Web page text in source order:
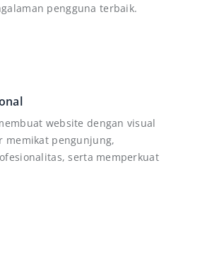
pengguna terbaik.
website dengan visual
memikat pengunjung,
serta memperkuat